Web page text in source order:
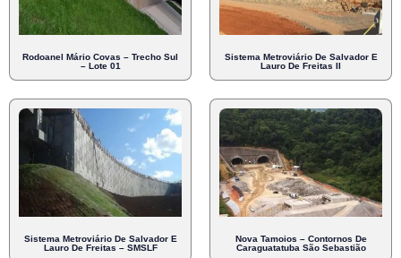
Rodoanel Mário Covas – Trecho Sul
– Lote 01
Sistema Metroviário De Salvador E
Lauro De Freitas II
Sistema Metroviário De Salvador E
Lauro De Freitas – SMSLF
Nova Tamoios – Contornos De
Caraguatatuba São Sebastião